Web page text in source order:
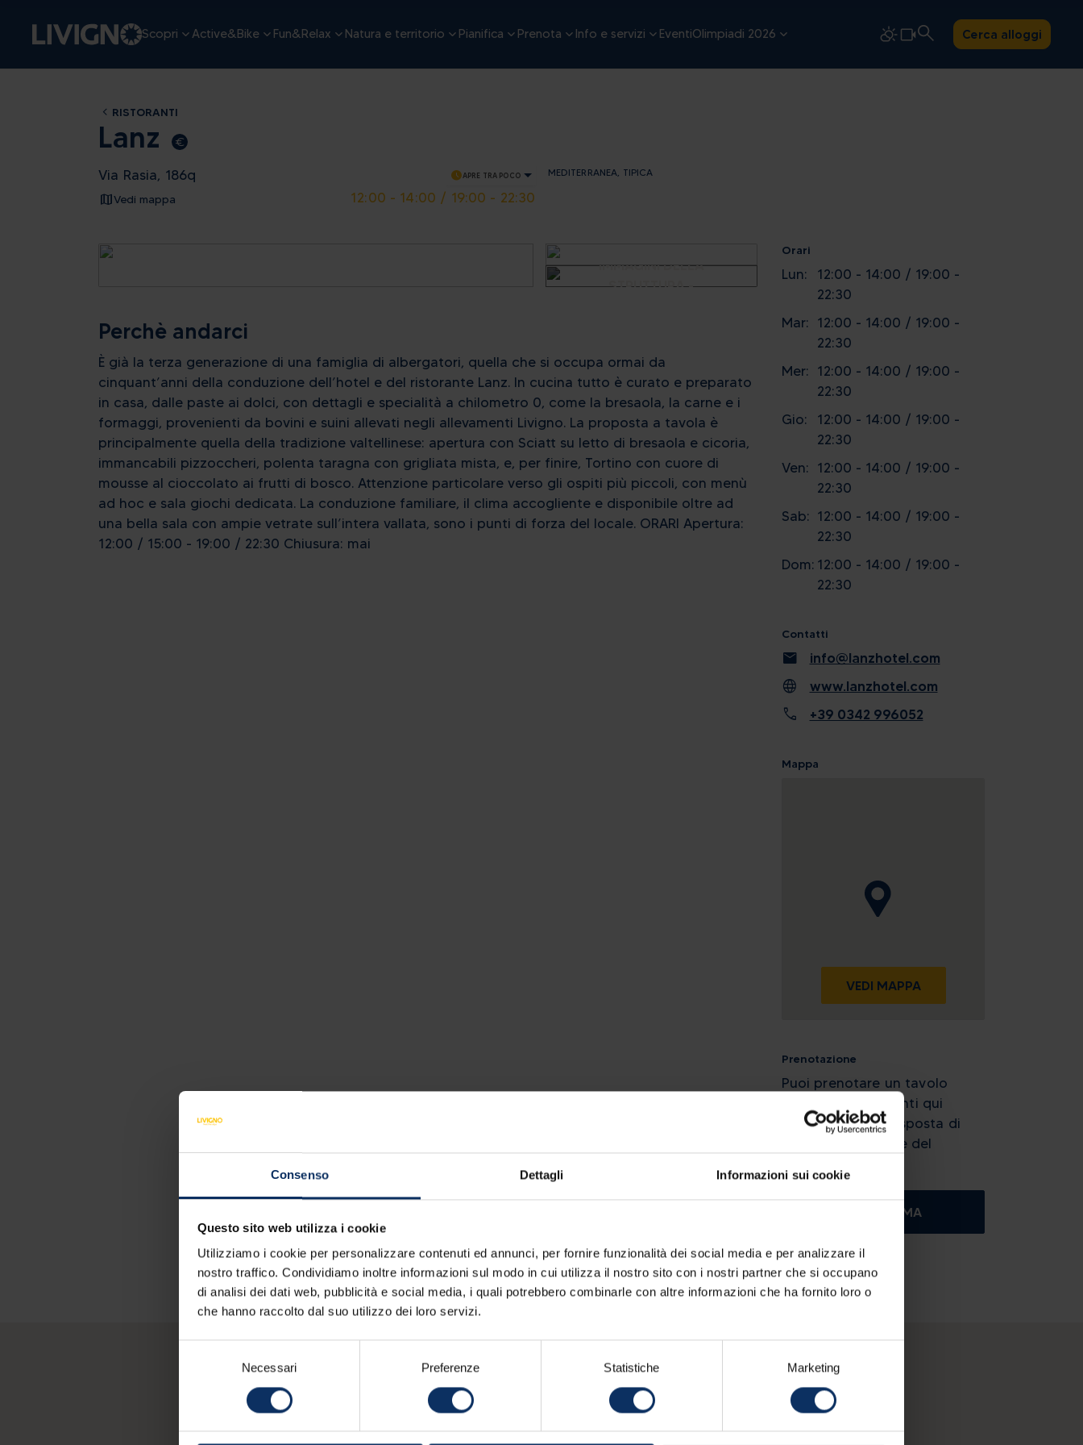
Consenso Dettagli Informazioni sui cookie
Questo sito web utilizza i cookie
Utilizziamo i cookie per personalizzare contenuti ed annunci, per fornire funzionalità dei social media e per analizzare il
nostro traffico. Condividiamo inoltre informazioni sul modo in cui utilizza il nostro sito con i nostri partner che si occupano
di analisi dei dati web, pubblicità e social media, i quali potrebbero combinarle con altre informazioni che ha fornito loro o
che hanno raccolto dal suo utilizzo dei loro servizi.
Necessari Preferenze Statistiche Marketing
Scopri Active&Bike Fun&Relax Natura e territorio Pianifica Prenota Info e servizi EventiOlimpiadi 2026 Cerca alloggi
RISTORANTI
Lanz euro_symbol
Via Rasia, 186q
Vedi mappa
scheduleAPRE TRA POCO
12:00 - 14:00 / 19:00 - 22:30
MEDITERRANEA, TIPICA
IMMAGINI DELLA
STRUTTURA -
Perchè andarci
È già la terza generazione di una famiglia di albergatori, quella che si occupa ormai da
cinquant’anni della conduzione dell’hotel e del ristorante Lanz. In cucina tutto è curato e preparato
in casa, dalle paste ai dolci, con dettagli e specialità a chilometro 0, come la bresaola, la carne e i
formaggi, provenienti da bovini e suini allevati negli allevamenti Livigno. La proposta a tavola è
principalmente quella della tradizione valtellinese: apertura con Sciatt su letto di bresaola e cicoria,
immancabili pizzoccheri, polenta taragna con grigliata mista, e, per finire, Tortino con cuore di
mousse al cioccolato ai frutti di bosco. Attenzione particolare verso gli ospiti più piccoli, con menù
ad hoc e sala giochi dedicata. La conduzione familiare, il clima accogliente e disponibile oltre ad
una bella sala con ampie vetrate sull’intera vallata, sono i punti di forza del locale. ORARI Apertura:
12:00 / 15:00 - 19:00 / 22:30 Chiusura: mai
Orari
Lun:
12:00 - 14:00 / 19:00 -
22:30
Mar: 12:00 - 14:00 / 19:00 -
22:30
Mer: 12:00 - 14:00 / 19:00 -
22:30
Gio:
12:00 - 14:00 / 19:00 -
22:30
Ven: 12:00 - 14:00 / 19:00 -
22:30
Sab: 12:00 - 14:00 / 19:00 -
22:30
Dom: 12:00 - 14:00 / 19:00 -
22:30
Contatti
mail info@lanzhotel.com
language www.lanzhotel.com
call +39 0342 996052
Mappa
VEDI MAPPA
Prenotazione
Puoi prenotare un tavolo
utilizzando i pulsanti qui
sotto. Attendi la risposta di
conferma da parte del
CHIAMA
Potresti essere interessato
anche a questi ristoranti